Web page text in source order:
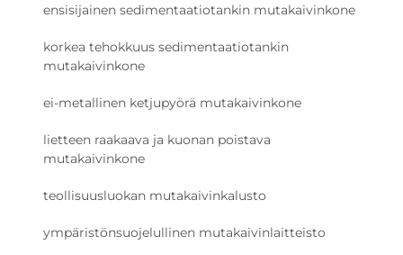
ensisijainen sedimentaatiotankin mutakaivinkone
korkea tehokkuus sedimentaatiotankin
mutakaivinkone
ei-metallinen ketjupyörä mutakaivinkone
lietteen raakaava ja kuonan poistava
mutakaivinkone
teollisuusluokan mutakaivinkalusto
ympäristönsuojelullinen mutakaivinlaitteisto